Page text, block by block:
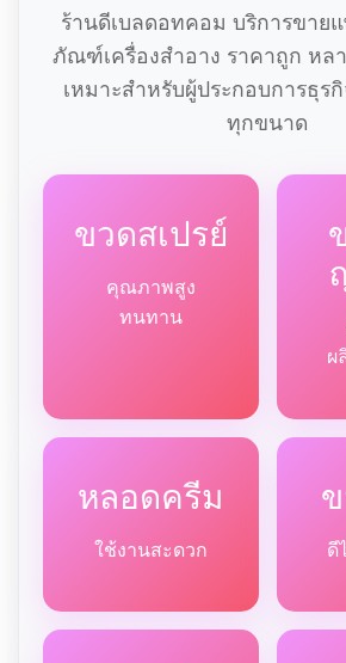
ร้านดีเบลดอทคอม บริการขายแ
ภัณฑ์เครื่องสำอาง ราคาถูก หล
เหมาะสำหรับผู้ประกอบการธุร
ทุกขนาด
ขวดสเปรย์
คุณภาพสูง
ทนทาน
ผ
หลอดครีม
ใช้งานสะดวก ดี